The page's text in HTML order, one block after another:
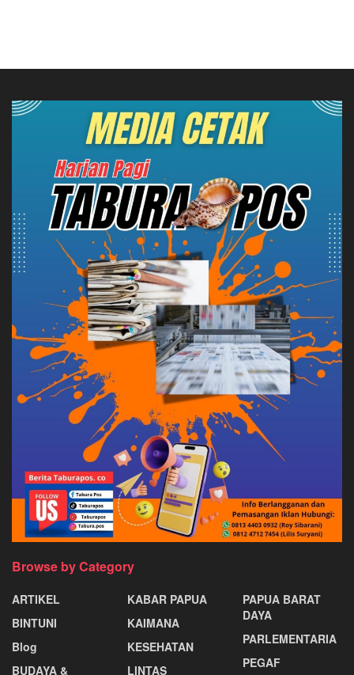
Browse by Category
ARTIKEL
BINTUNI
Blog
BUDAYA &
KABAR PAPUA
KAIMANA
KESEHATAN
LINTAS
PAPUA BARAT
DAYA
PARLEMENTARIA
PEGAF